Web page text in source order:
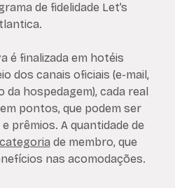
de fidelidade Let’s
é finalizada em hotéis
dos canais oficiais (e-mail,
hospedagem), cada real
pontos, que podem ser
prêmios. A quantidade de
categoriade membro, que
nas acomodações.